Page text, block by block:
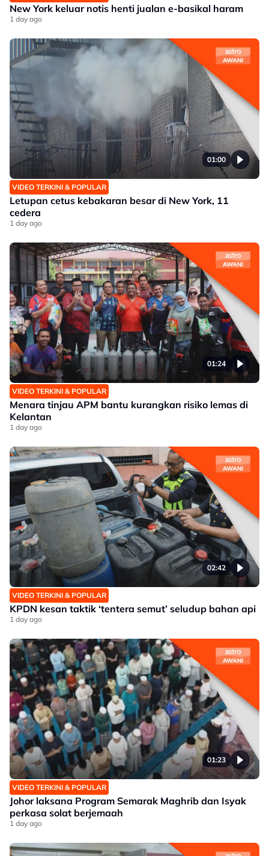
New York keluar notis henti jualan e-basikal haram
1 day ago
01:00
VIDEO TERKINI & POPULAR
Letupan cetus kebakaran besar di New York, 11
cedera
1 day ago
01:24
VIDEO TERKINI & POPULAR
Menara tinjau APM bantu kurangkan risiko lemas di
Kelantan
1 day ago
02:42
VIDEO TERKINI & POPULAR
KPDN kesan taktik ‘tentera semut’ seludup bahan api
1 day ago
01:23
VIDEO TERKINI & POPULAR
Johor laksana Program Semarak Maghrib dan Isyak
perkasa solat berjemaah
1 day ago